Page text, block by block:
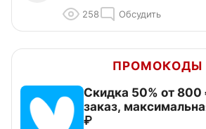
258 Обсудить
ПРОМОКОДЫ
Скидка 50% от 800
заказ,
₽